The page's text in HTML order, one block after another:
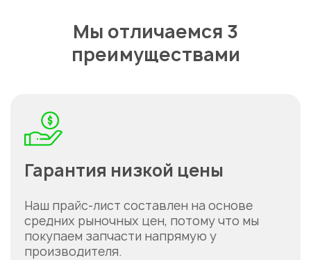
Мы отличаемся 3
преимуществами
Гарантия низкой цены
Наш прайс-лист составлен на основе
средних рыночных цен, потому что мы
покупаем запчасти напрямую у
производителя.